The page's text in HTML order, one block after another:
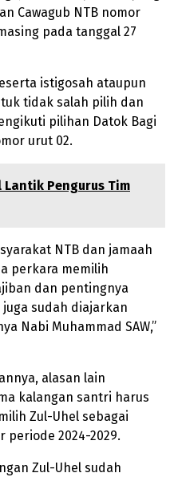
Cawagub NTB nomor
pada tanggal 27
istigosah ataupun
tidak salah pilih dan
pilihan Datok Bagi
urut 02.
Pengurus Tim
NTB dan jamaah
perkara memilih
dan pentingnya
sudah diajarkan
Nabi Muhammad SAW,”
alasan lain
kalangan santri harus
Zul-Uhel sebagai
periode 2024-2029.
Zul-Uhel sudah